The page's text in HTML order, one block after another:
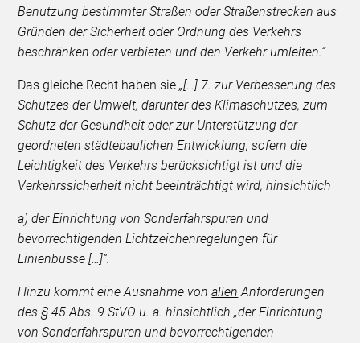
Benutzung bestimmter Straßen oder Straßenstrecken aus
Gründen der Sicherheit oder Ordnung des Verkehrs
beschränken oder verbieten und den Verkehr umleiten.“
Das gleiche Recht haben sie „[…] 7. zur Verbesserung des
Schutzes der Umwelt, darunter des Klimaschutzes, zum
Schutz der Gesundheit oder zur Unterstützung der
geordneten städtebaulichen Entwicklung, sofern die
Leichtigkeit des Verkehrs berücksichtigt ist und die
Verkehrssicherheit nicht beeinträchtigt wird, hinsichtlich
a) der Einrichtung von Sonderfahrspuren und
bevorrechtigenden Lichtzeichenregelungen für
Linienbusse […]“.
Hinzu kommt eine Ausnahme vonallen Anforderungen
des § 45 Abs. 9 StVO u. a. hinsichtlich „der Einrichtung
von Sonderfahrspuren und bevorrechtigenden